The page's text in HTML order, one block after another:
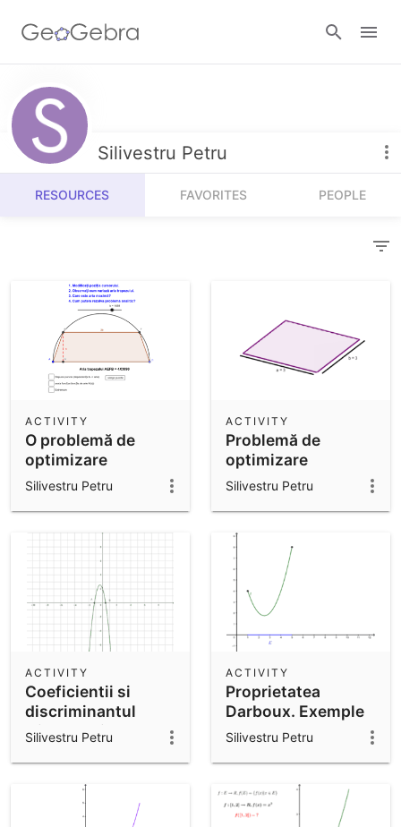
Resources
Number Sense
Algebra
Measurement
Operations
Probability and Statistics
Community Resources
Get started with our Resources
Calculators
Geometry
3D Calculator
Notes
App Downloads
Get started with the GeoGebra Apps
Silivestru Petru
RESOURCES FAVORITES PEOPLE
O problemă de
optimizare
ACTIVITY
Silivestru Petru
Problemă de
optimizare
ACTIVITY
Silivestru Petru
Coeficientii si
discriminantul
trinomului
ACTIVITY
Silivestru Petru
Proprietatea
Darboux. Exemple
ACTIVITY
Silivestru Petru